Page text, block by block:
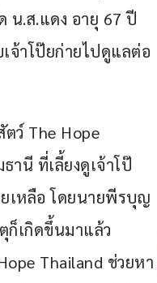
น.ส.แดง อายุ 67 ปี
จ้าโป๊ยก่ายไปดูแลต่อ
ว์ The Hope
านี ที่เลี้ยงดูเจ้าโป๊
เหลือ โดยนายพีรบุญ
ก็เกิดขึ้นมาแล้ว
Thailand ช่วยหา